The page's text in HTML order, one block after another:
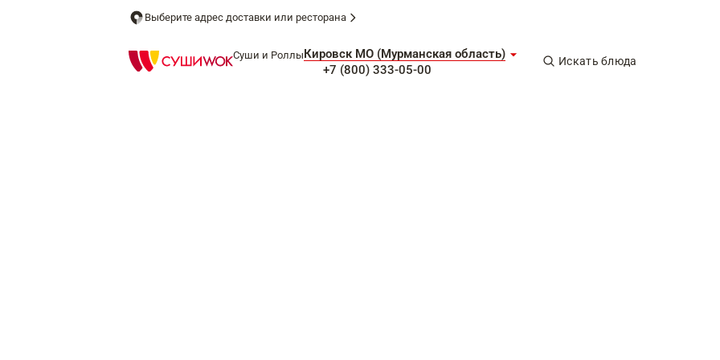
Выберите адрес доставки или ресторана
Суши и РоллыКировск МО (Мурманская область)
+7 (800) 333-05-00
Искать блюда